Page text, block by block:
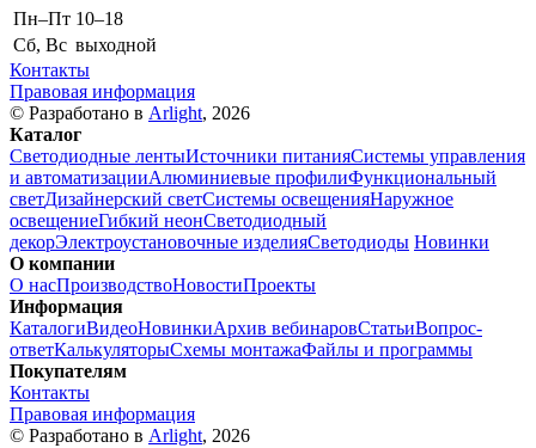
Пн–Пт 10–18
Сб, Вс выходной
Контакты
Правовая информация
© Разработано в Arlight, 2026
Каталог
Светодиодные лентыИсточники питанияСистемы управления
и автоматизацииАлюминиевые профилиФункциональный
светДизайнерский светСистемы освещенияНаружное
освещениеГибкий неонСветодиодный
декорЭлектроустановочные изделияСветодиоды Новинки
О компании
О насПроизводствоНовостиПроекты
Информация
КаталогиВидеоНовинкиАрхив вебинаровСтатьиВопрос-
ответКалькуляторыСхемы монтажаФайлы и программы
Покупателям
Контакты
Правовая информация
© Разработано в Arlight, 2026